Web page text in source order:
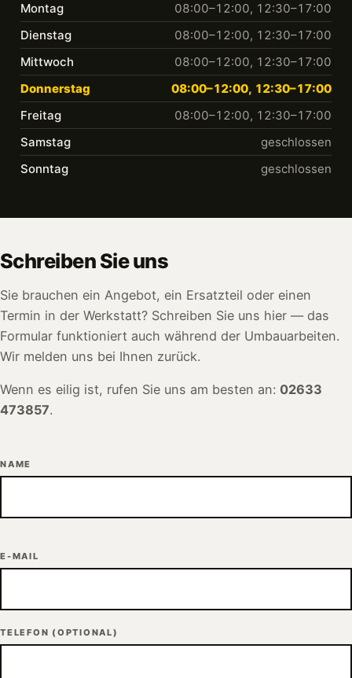
Montag
08:00–12:00, 12:30–17:00
Dienstag
08:00–12:00, 12:30–17:00
Mittwoch
08:00–12:00, 12:30–17:00
Donnerstag
08:00–12:00, 12:30–17:00
Freitag
08:00–12:00, 12:30–17:00
Samstag
geschlossen
Sonntag
geschlossen
Schreiben Sie uns
Sie brauchen ein Angebot, ein Ersatzteil oder einen
Termin in der Werkstatt? Schreiben Sie uns hier — das
Formular funktioniert auch während der Umbauarbeiten.
Wir melden uns bei Ihnen zurück.
Wenn es eilig ist, rufen Sie uns am besten an: 02633
473857.
NAME
E-MAIL
TELEFON (OPTIONAL)